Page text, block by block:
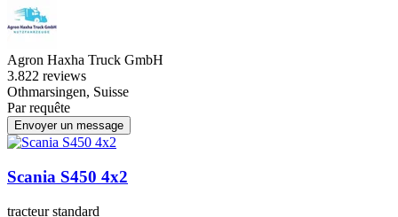
Agron Haxha Truck GmbH
3.822 reviews
Othmarsingen, Suisse
Par requête
Envoyer un message
Scania S450 4x2
tracteur standard